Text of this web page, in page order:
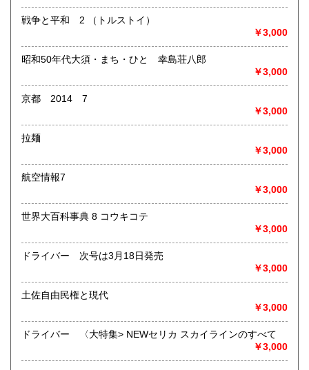
書籍の買取について
取り扱い分野
総記、哲学宗教、歴史、社会科学、自然科学、美術工芸、国
語国文、外国文学、古典籍、近代文献、趣味、外国書、サブ
カルチャー、古書一般（その他）
戦争と平和 2 （トルストイ）
￥3,000
昭和50年代大須・まち・ひと 幸島荘八郎
￥3,000
京都 2014 7
￥3,000
拉麺
￥3,000
航空情報7
￥3,000
世界大百科事典 8 コウキコテ
￥3,000
ドライバー 次号は3月18日発売
￥3,000
土佐自由民権と現代
￥3,000
ドライバー 〈大特集> NEWセリカ スカイラインのすべて
￥3,000